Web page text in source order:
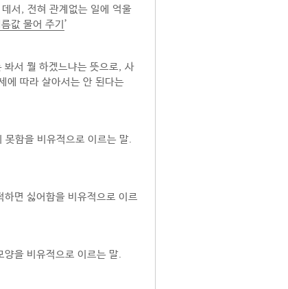
서, 전혀 관계없는 일에 억울
값 물어 주기 ’
봐서 뭘 하겠느냐는 뜻으로, 사
에 따라 살아서는 안 된다는
함을 비유적으로 이르는 말.
면 싫어함을 비유적으로 이르
을 비유적으로 이르는 말.